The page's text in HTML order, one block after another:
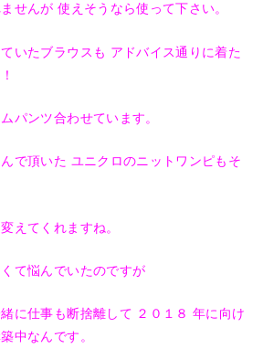
せんが 使えそうなら使って下さい。
いたブラウスも アドバイス通りに着た
パンツ合わせています。
で頂いた ユニクロのニットワンピもそ
えてくれますね。
て悩んでいたのですが
に仕事も断捨離して ２０１８ 年に向け
中なんです。